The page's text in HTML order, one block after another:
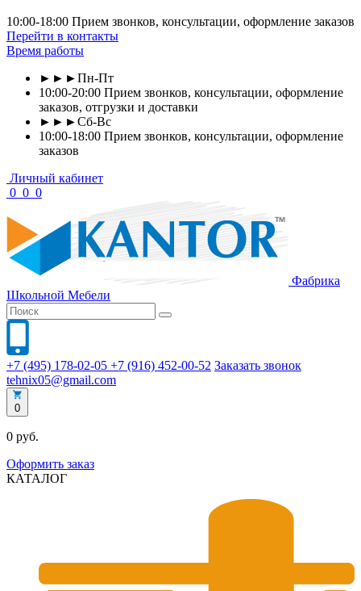
10:00-18:00 Прием звонков, консультации, оформление заказов
Перейти в контакты
Время работы
►►►Пн-Пт
10:00-20:00 Прием звонков, консультации, оформление
заказов, отгрузки и доставки
►►►Сб-Вс
10:00-18:00 Прием звонков, консультации, оформление
заказов
Личный кабинет
0 0 0
Фабрика
Школьной Мебели
+7 (495) 178-02-05 +7 (916) 452-00-52 Заказать звонок
tehnix05@gmail.com
0
0 руб.
Оформить заказ
КАТАЛОГ